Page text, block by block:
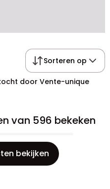
Sorteren op
door Vente-unique
van 596 bekeken
bekijken